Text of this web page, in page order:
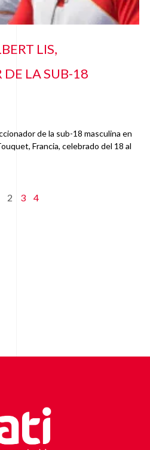
LIS,
DE LA SUB-18
de la sub-18 masculina en
Francia, celebrado del 18 al
2 3 4